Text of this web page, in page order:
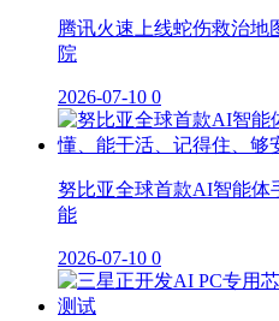
腾讯火速上线蛇伤救治地
院
2026-07-10 0
努比亚全球首款AI智能体
能
2026-07-10 0